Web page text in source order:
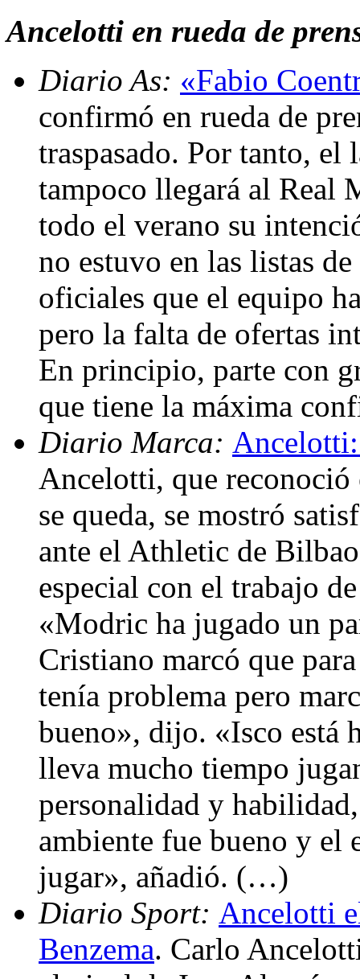
Ancelotti en rueda de
Diario As: «Fabio
confirmó en rueda de
traspasado. Por tanto, el
tampoco llegará al Real
todo el verano su
no estuvo en las listas
oficiales que el equipo
pero la falta de ofertas
En principio, parte con
que tiene la máxima
Diario Marca:
Ancelotti, que reconoció
se queda, se mostró
ante el Athletic de
especial con el trabajo
«Modric ha jugado un
Cristiano marcó que
tenía problema pero
bueno», dijo. «Isco está
lleva mucho tiempo
personalidad y
ambiente fue bueno y el
jugar», añadió. (…)
Diario Sport: Ancelotti
Benzema. Carlo